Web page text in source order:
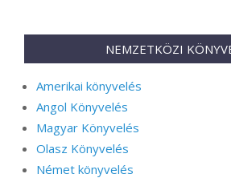
NEMZETKÖZI
Amerikai könyvelés
Angol Könyvelés
Magyar Könyvelés
Olasz Könyvelés
Német könyvelés